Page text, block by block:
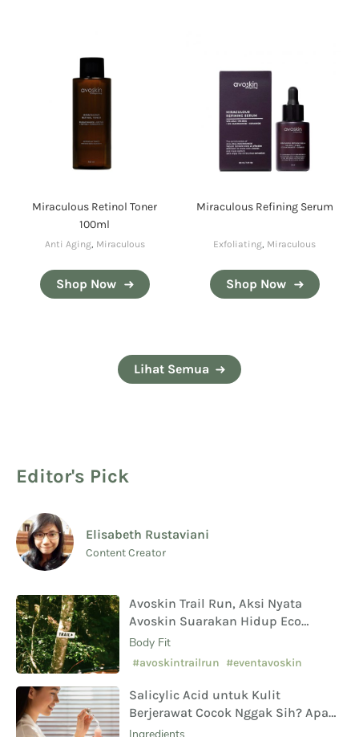
Miraculous Retinol Toner
100ml
Anti Aging, Miraculous
Shop Now
Miraculous Refining Serum
Exfoliating, Miraculous
Shop Now
Lihat Semua
Editor's Pick
Elisabeth Rustaviani
Content Creator
Avoskin Trail Run, Aksi Nyata
Avoskin Suarakan Hidup Eco
Conscious
Body Fit
#avoskintrailrun #eventavoskin
Salicylic Acid untuk Kulit
Berjerawat Cocok Nggak Sih? Apa
Saja Manfaat Hingga Efek